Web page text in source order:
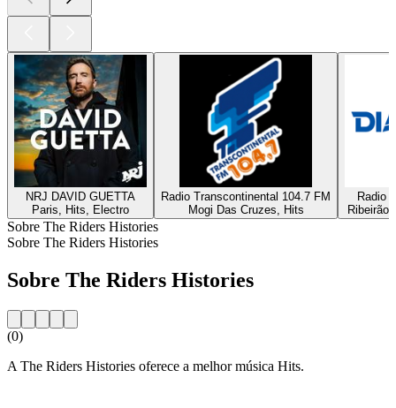
NRJ DAVID GUETTA
Paris, Hits, Electro
Radio Transcontinental 104.7 FM
Mogi Das Cruzes, Hits
Radio
Ribeirão
Sobre The Riders Histories
Sobre The Riders Histories
Sobre The Riders Histories
(0)
A The Riders Histories oferece a melhor música Hits.